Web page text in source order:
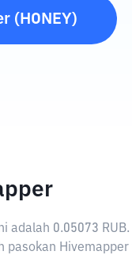
( HONEY)
adalah 0.05073 RUB
pasokan